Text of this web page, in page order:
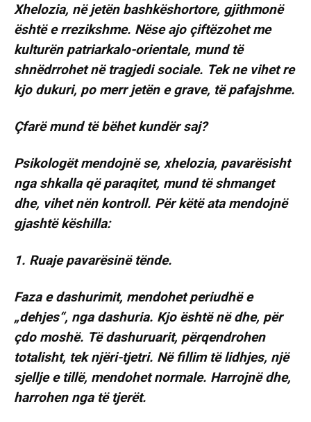
Xhelozia, në jetën bashkëshortore, gjithmonë
është e rrezikshme. Nëse ajo çiftëzohet me
kulturën patriarkalo-orientale, mund të
shnëdrrohet në tragjedi sociale. Tek ne vihet re
kjo dukuri, po merr jetën e grave, të pafajshme.
Çfarë mund të bëhet kundër saj?
Psikologët mendojnë se, xhelozia, pavarësisht
nga shkalla që paraqitet, mund të shmanget
dhe, vihet nën kontroll. Për këtë ata mendojnë
gjashtë këshilla:
1. Ruaje pavarësinë tënde.
Faza e dashurimit, mendohet periudhë e
„dehjes“, nga dashuria. Kjo është në dhe, për
çdo moshë. Të dashuruarit, përqendrohen
totalisht, tek njëri-tjetri. Në fillim të lidhjes, një
sjellje e tillë, mendohet normale. Harrojnë dhe,
harrohen nga të tjerët.